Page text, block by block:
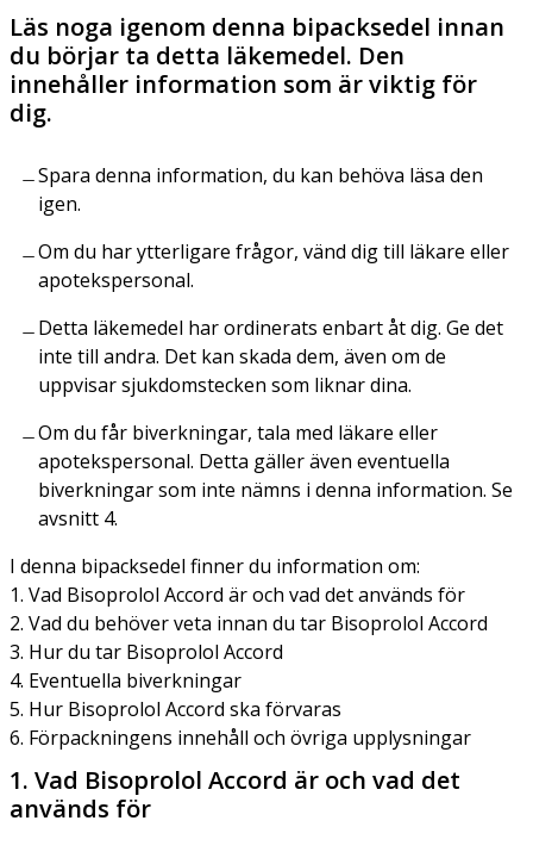
Läs noga igenom denna bipacksedel innan
du börjar ta detta läkemedel. Den
innehåller information som är viktig för
dig.
Spara denna information, du kan behöva läsa den
igen.
Om du har ytterligare frågor, vänd dig till läkare eller
apotekspersonal.
Detta läkemedel har ordinerats enbart åt dig. Ge det
inte till andra. Det kan skada dem, även om de
uppvisar sjukdomstecken som liknar dina.
Om du får biverkningar, tala med läkare eller
apotekspersonal. Detta gäller även eventuella
biverkningar som inte nämns i denna information. Se
avsnitt 4.
I denna bipacksedel finner du information om:
1. Vad Bisoprolol Accord är och vad det används för
2. Vad du behöver veta innan du tar Bisoprolol Accord
3. Hur du tar Bisoprolol Accord
4. Eventuella biverkningar
5. Hur Bisoprolol Accord ska förvaras
6. Förpackningens innehåll och övriga upplysningar
1. Vad Bisoprolol Accord är och vad det
används för